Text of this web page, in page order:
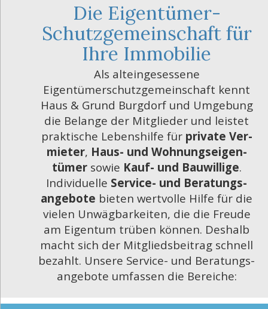
Die Eigentümer-
Schutzgemeinschaft für
Ihre Immobilie
Als alteingesessene
Eigentümerschutzgemeinschaft kennt
Haus & Grund Burgdorf und Umgebung
die Belange der Mit­glieder und leistet
prak­ti­sche Lebens­hilfe für private Ver­
mie­ter, Haus- und Wohnungs­eigen­
tümersowie Kauf- und Bau­willige.
Individuelle Service- und Beratungs­
angebote bie­ten wert­volle Hilfe für die
vielen Unwäg­­bar­­kei­ten, die die Freude
am Eigen­tum trüben können. Deshalb
macht sich der Mit­glieds­bei­trag schnell
bezahlt. Unsere Service- und Beratungs­
angebote umfas­sen die Bereiche: